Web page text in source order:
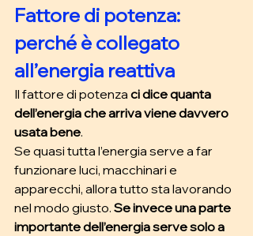
Fattore di potenza:
perché è collegato
all’energia reattiva
Il fattore di potenza ci dice quanta
dell’energia che arriva viene davvero
usata bene.
Se quasi tutta l’energia serve a far
funzionare luci, macchinari e
apparecchi, allora tutto sta lavorando
nel modo giusto. Se invece una parte
importante dell’energia serve solo a